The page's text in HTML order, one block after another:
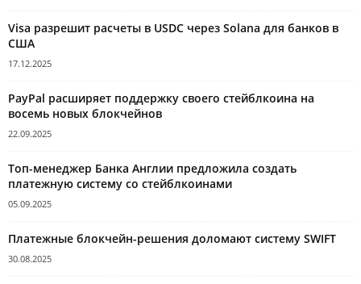
Visa разрешит расчеты в USDC через Solana для банков в
США
17.12.2025
PayPal расширяет поддержку своего стейблкоина на
восемь новых блокчейнов
22.09.2025
Топ-менеджер Банка Англии предложила создать
платежную систему со стейблкоинами
05.09.2025
Платежные блокчейн-решения доломают систему SWIFT
30.08.2025